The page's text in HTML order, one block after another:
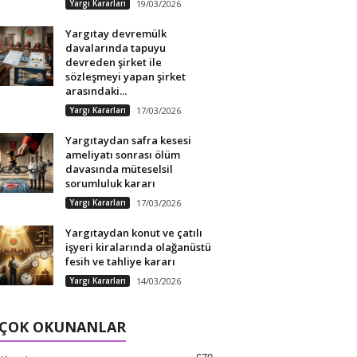
Yargı Kararları 19/03/2026
Yargıtay devremülk
davalarında tapuyu
devreden şirket ile
sözleşmeyi yapan şirket
arasındaki...
Yargı Kararları 17/03/2026
Yargıtaydan safra kesesi
ameliyatı sonrası ölüm
davasında müteselsil
sorumluluk kararı
Yargı Kararları 17/03/2026
Yargıtaydan konut ve çatılı
işyeri kiralarında olağanüstü
fesih ve tahliye kararı
Yargı Kararları 14/03/2026
OKUNANLAR